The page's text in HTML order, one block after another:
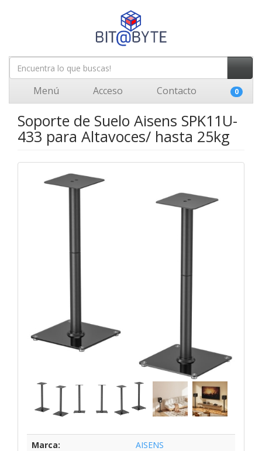
Menú Acceso Contacto 0
Soporte de Suelo Aisens SPK11U-
433 para Altavoces/ hasta 25kg
Marca:
AISENS